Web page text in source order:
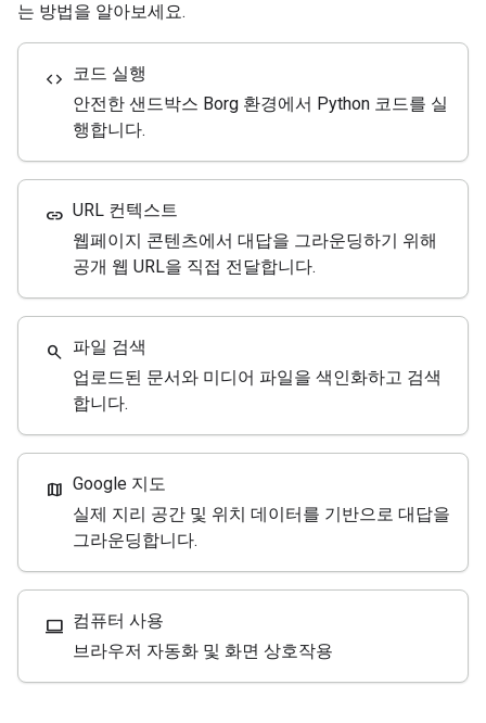
는 방법을 알아보세요.
code 코드 실행
안전한 샌드박스 Borg 환경에서 Python 코드를 실
행합니다.
link URL 컨텍스트
웹페이지 콘텐츠에서 대답을 그라운딩하기 위해
공개 웹 URL을 직접 전달합니다.
search 파일 검색
업로드된 문서와 미디어 파일을 색인화하고 검색
합니다.
map Google 지도
실제 지리 공간 및 위치 데이터를 기반으로 대답을
그라운딩합니다.
computer 컴퓨터 사용
브라우저 자동화 및 화면 상호작용